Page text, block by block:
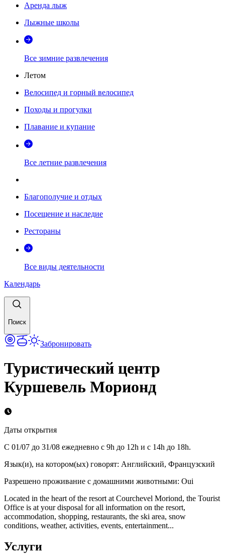
Аренда лыж
Лыжные школы
Все зимние развлечения
Летом
Велосипед и горный велосипед
Походы и прогулки
Плавание и купание
Все летние развлечения
Благополучие и отдых
Посещение и наследие
Рестораны
Все виды деятельности
Календарь
Поиск
Забронировать
Туристический центр
Куршевель Морионд
Даты открытия
С 01/07 до 31/08 ежедневно с 9h до 12h и с 14h до 18h.
Язык(и), на котором(ых) говорят: Английский, Французский
Разрешено проживание с домашними животными: Oui
Located in the heart of the resort at Courchevel Moriond, the Tourist
Office is at your disposal for all information on the resort,
accommodation, shopping, restaurants, the ski area, snow
conditions, weather, activities, events, entertainment...
Услуги